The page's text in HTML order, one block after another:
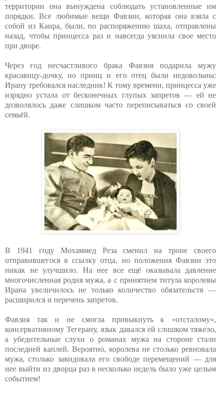
территории она вынуждена соблюдать установленные им
порядки. Все любимые вещи Фавзии, которая она взяла с
собой из Каира, были, по распоряжению шаха, отправлены
назад, чтобы принцесса раз и навсегда уяснила свое место
при дворе.
Через год несчастливого брака Фавзия подарила мужу
красавицу-дочку, но принц и его отец были недовольны:
Ирану требовался наследник! К тому времени, принцесса уже
изрядно устала от бесконечных глупых запретов — ей не
дозволялось даже слишком часто переписываться со своей
семьёй.
В 1941 году Мохаммед Реза сменил на троне своего
отправившегося в ссылку отца, но положения Фавзии это
никак не улучшило. На нее все ещё оказывала давление
многочисленная родня мужа, а с принятием титула королевы
Ирана увеличилось не только количество обязательств —
расширился и перечень запретов.
Фавзия так и не смогла привыкнуть к «отсталому»,
консервативному Тегерану, язык давался ей слишком тяжело,
а убедительные слухи о романах мужа на стороне стали
последней каплей. Вероятно, королева не столько ревновала
мужа, столько завидовала его свободе перемещений — для
нее выйти из дворца раз в несколько недель было уже целым
событием!